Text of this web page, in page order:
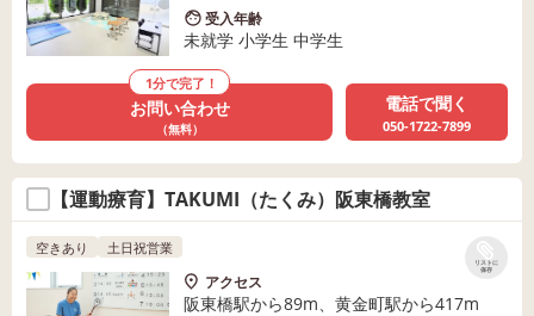
受入年齢
未就学 小学生 中学生
1分で完了！
お問い合わせ
（無料）
電話で聞く
050-1722-7899
【運動療育】TAKUMI（たくみ）阪東橋教室
リストに
保存
空きあり 土日祝営業
アクセス
阪東橋駅から89m、黄金町駅から417m